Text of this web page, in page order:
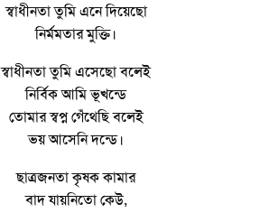
স্বাধীনতা তুমি এনে দিয়েছো
নির্মমতার মুক্তি।
স্বাধীনতা তুমি এসেছো বলেই
নির্বিক আমি ভূখন্ডে
তোমার স্বপ্ন গেঁথেছি বলেই
ভয় আসেনি দন্ডে।
ছাত্রজনতা কৃষক কামার
বাদ যায়নিতো কেউ,